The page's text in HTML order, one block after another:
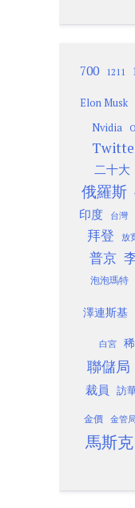
700 1211
Elon Musk
Nvidia
二十大
俄羅斯
印度
台灣
拜登 放
普京
泡泡瑪特
澤連斯基
白宮
聯儲局
裁員 訪
金價 金管局
馬斯克